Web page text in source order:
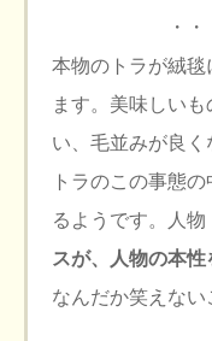
・・
本物のトラが絨毯
ます。美味しい
い、毛並みが良く
トラのこの事態
るようです。人
スが、人物の本
なんだか笑えない